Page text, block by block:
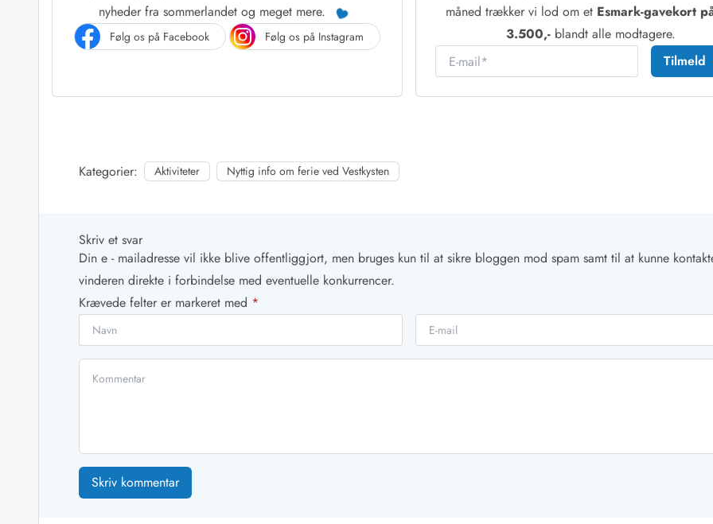
nyheder fra sommerlandet og meget mere.
Følg os på Facebook Følg os på Instagram
måned trækker vi lod om et Esmark-gavekort
3.500,-blandt alle modtagere.
E-mail
Tilmeld
Kategorier: Aktiviteter Nyttig info om ferie ved Vestkysten
Skriv et svar
Din e - mailadresse vil ikke blive offentliggjort, men bruges kun til at sikre bloggen mod spam samt til at kunne
vinderen direkte i forbindelse med eventuelle konkurrencer.
Krævede felter er markeret med *
Skriv kommentar